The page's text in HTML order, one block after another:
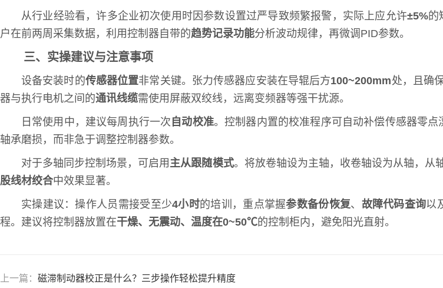
从行业经验看，许多企业初次使用时因参数设置过严导致频繁报警，实际上应允许±5%的
户在前两周采集数据，利用控制器自带的趋势记录功能分析波动规律，再微调PID参数。
三、实操建议与注意事项
设备安装时的传感器位置非常关键。张力传感器应安装在导辊后方100~200mm处，且确
器与执行电机之间的通讯线缆需使用屏蔽双绞线，远离变频器等强干扰源。
日常使用中，建议每周执行一次 自动校准。控制器内置的校准程序可自动补偿传感器零
轴承磨损，而非急于调整控制器参数。
对于多轴同步控制场景，可启用 主从跟随模式。将放卷轴设为主轴，收卷轴设为从轴，从
股线材绞合中效果显著。
实操建议：操作人员需接受至少4小时的培训，重点掌握参数备份恢复、 故障代码查询以
程。建议将控制器放置在干燥、无震动、温度在0~50℃的控制柜内，避免阳光直射。
上一篇： 磁滞制动器校正是什么？三步操作轻松提升精度